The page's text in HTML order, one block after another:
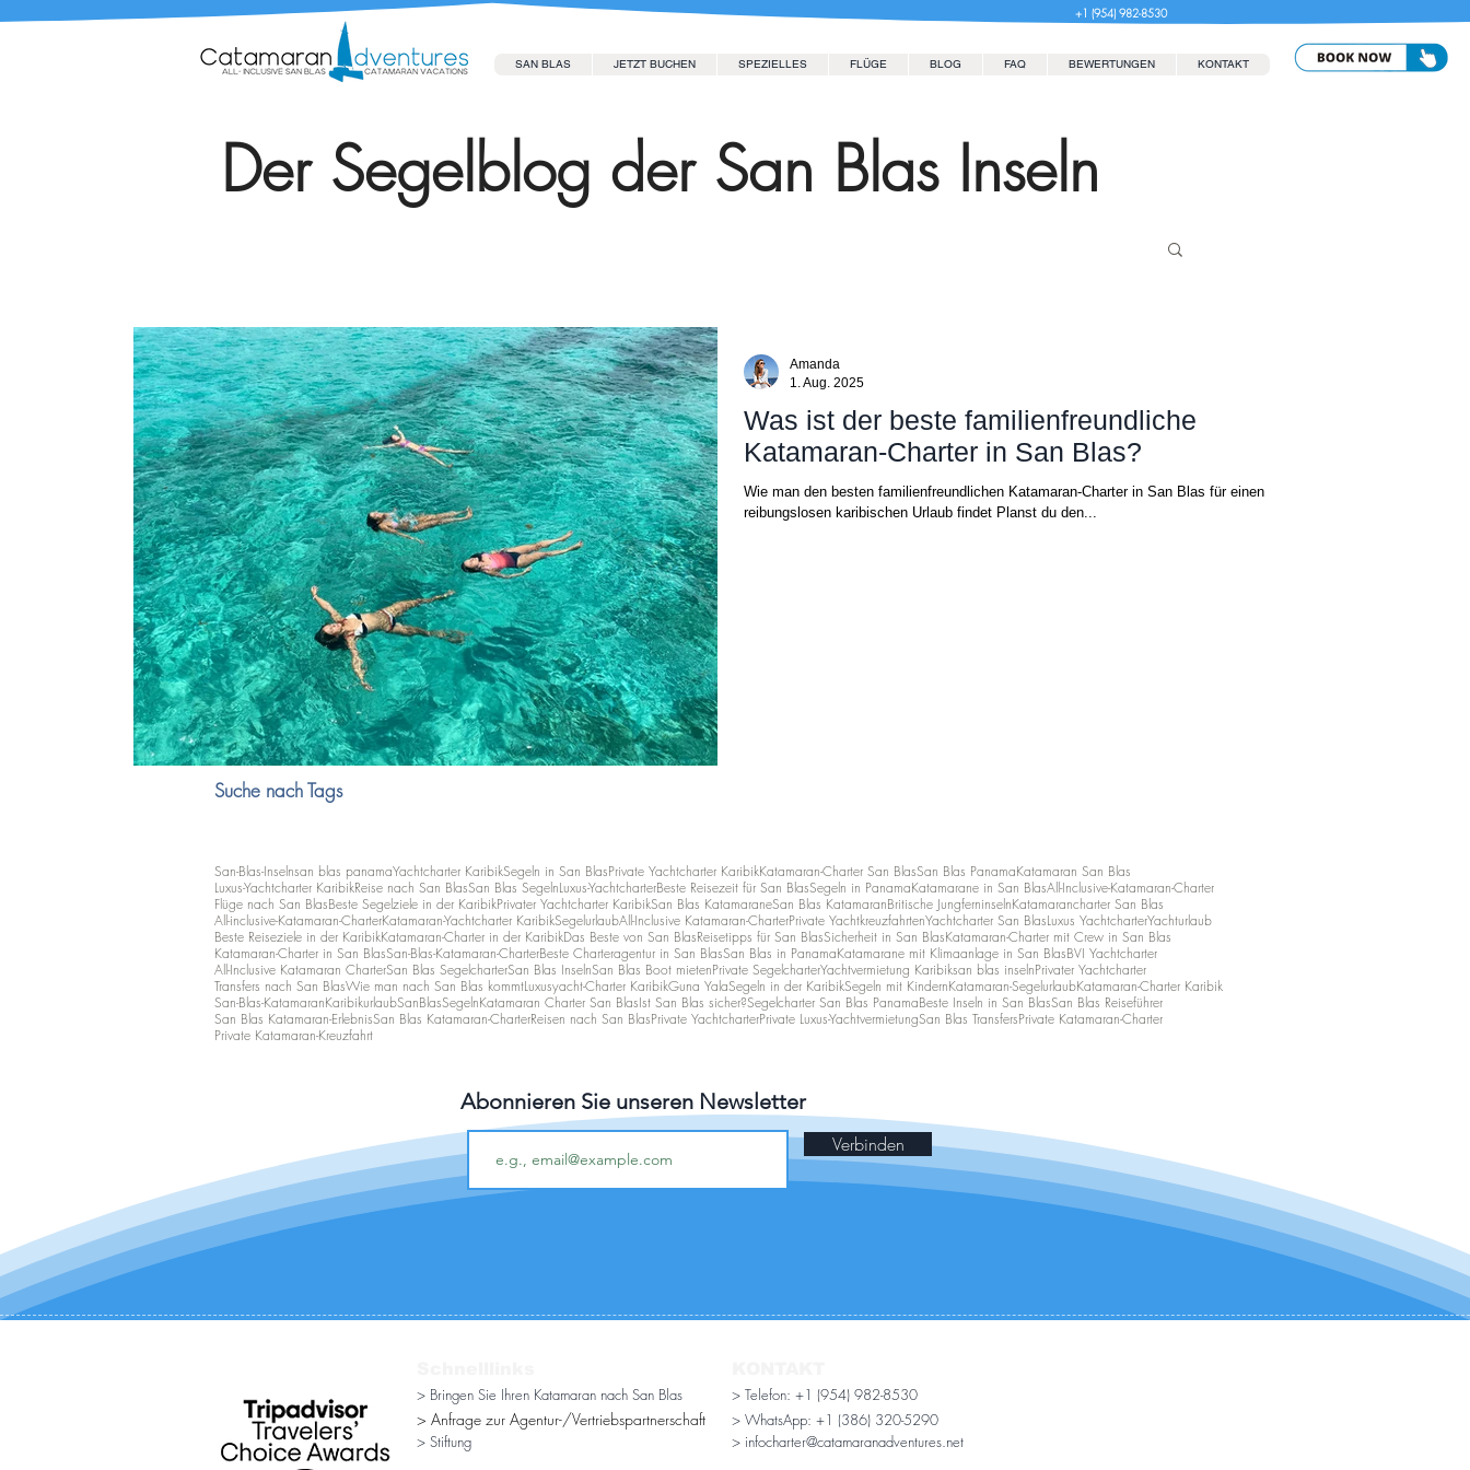
+1 (954) 982-8530
SAN BLAS JETZT BUCHEN SPEZIELLES FLÜGE BLOG FAQ BEWERTUNGEN KONTAKT
Der Segelblog der San Blas Inseln
Was ist der beste familienfreundliche
Katamaran-Charter in San Blas?
Wie man den besten familienfreundlichen Katamaran-Charter in San Blas für einen
reibungslosen karibischen Urlaub findet Planst du den...
Amanda
1. Aug. 2025
Suche nach Tags
San-Blas-Inselnsan blas panamaYachtcharter KaribikSegeln in San BlasPrivate Yachtcharter KaribikKatamaran-Charter San BlasSan Blas PanamaKatamaran San Blas
Luxus-Yachtcharter KaribikReise nach San BlasSan Blas SegelnLuxus-YachtcharterBeste Reisezeit für San BlasSegeln in PanamaKatamarane in San BlasAll-Inclusive-Katamaran-Charter
Flüge nach San BlasBeste Segelziele in der KaribikPrivater Yachtcharter KaribikSan Blas KatamaraneSan Blas KatamaranBritische JungferninselnKatamarancharter San Blas
All-inclusive-Katamaran-CharterKatamaran-Yachtcharter KaribikSegelurlaubAll-Inclusive Katamaran-CharterPrivate YachtkreuzfahrtenYachtcharter San BlasLuxus YachtcharterYachturlaub
Beste Reiseziele in der KaribikKatamaran-Charter in der KaribikDas Beste von San BlasReisetipps für San BlasSicherheit in San BlasKatamaran-Charter mit Crew in San Blas
Katamaran-Charter in San BlasSan-Blas-Katamaran-CharterBeste Charteragentur in San BlasSan Blas in PanamaKatamarane mit Klimaanlage in San BlasBVI Yachtcharter
All-Inclusive Katamaran CharterSan Blas SegelcharterSan Blas InselnSan Blas Boot mietenPrivate SegelcharterYachtvermietung Karibiksan blas inselnPrivater Yachtcharter
Transfers nach San BlasWie man nach San Blas kommtLuxusyacht-Charter KaribikGuna YalaSegeln in der KaribikSegeln mit KindernKatamaran-SegelurlaubKatamaran-Charter Karibik
San-Blas-KatamaranKaribikurlaubSanBlasSegelnKatamaran Charter San BlasIst San Blas sicher?Segelcharter San Blas PanamaBeste Inseln in San BlasSan Blas Reiseführer
San Blas Katamaran-ErlebnisSan Blas Katamaran-CharterReisen nach San BlasPrivate YachtcharterPrivate Luxus-YachtvermietungSan Blas TransfersPrivate Katamaran-Charter
Private Katamaran-Kreuzfahrt
Abonnieren Sie unseren Newsletter
Verbinden
> Bringen Sie Ihren Katamaran nach San Blas
> Anfrage zur Agentur-/Vertriebspartnerschaft
> Stiftung
> Telefon: +1 (954) 982-8530
> WhatsApp: +1 (386) 320-5290
> infocharter@catamaranadventures.net